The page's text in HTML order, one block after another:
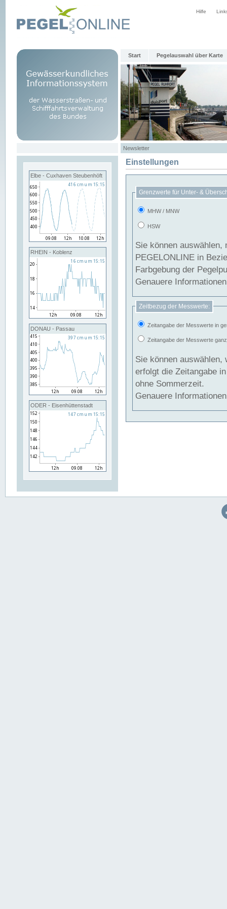
Hilfe
Start Pegelauswahl über Karte
Newsletter
Elbe - Cuxhaven Steubenhöft
RHEIN - Koblenz
DONAU - Passau
ODER - Eisenhüttenstadt
Einstellungen
Grenzwerte für Unter- &
MHW / MNW
HSW
Sie können
PEGELONLINE in Beziehung
Farbgebung der
Genauere
Zeitbezug der Messwerte:
Zeitangabe der Messwerte in
Zeitangabe der Messwerte
Sie können auswählen,
erfolgt die Zeitangabe
ohne Sommerzeit.
Genauere